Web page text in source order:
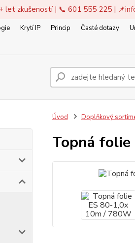
let zkušeností | 📞 601 555 225 | 📌
Krytí IP Princip Časté dotazy
Úvod Doplňkový
Topná